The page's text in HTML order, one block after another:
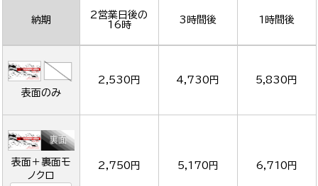
納期
2営業日後の
16時
3時間後 1時間後
表面のみ
2,530円 4,730円 5,830円
表面＋裏面モ
ノクロ
2,750円 5,170円 6,710円